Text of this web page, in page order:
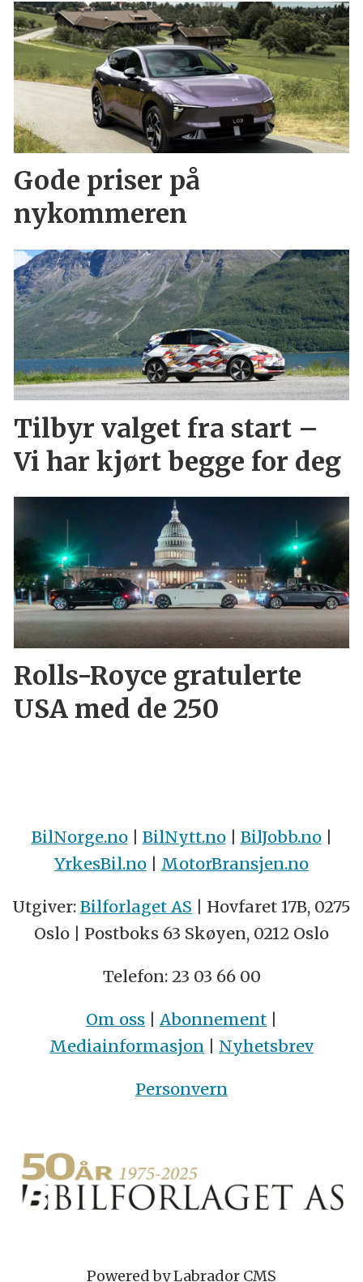
Gode priser på
nykommeren
Tilbyr valget fra start –
Vi har kjørt begge for deg
Rolls-Royce gratulerte
USA med de 250
BilNorge.no| BilNytt.no| BilJobb.no|
YrkesBil.no
MotorBransjen.no
Utgiver: Bilforlaget AS | Hovfaret 17B, 0275
Oslo | Postboks 63 Skøyen, 0212 Oslo
Telefon: 23 03 66 00
Om oss | Abonnement |
Mediainformasjon | Nyhetsbrev
Personvern
Powered by Labrador CMS